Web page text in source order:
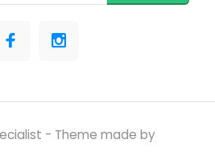
- Theme made by